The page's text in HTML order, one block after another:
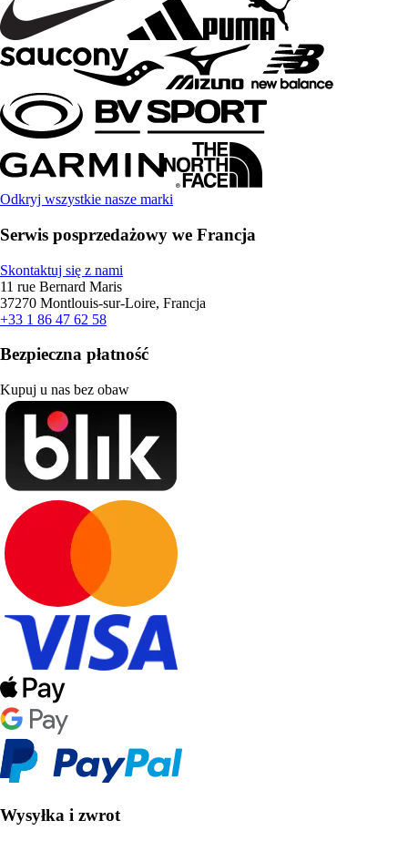
Odkryj wszystkie nasze marki
Serwis posprzedażowy we Francja
Skontaktuj się z nami
11 rue Bernard Maris
37270 Montlouis-sur-Loire, Francja
+33 1 86 47 62 58
Bezpieczna płatność
Kupuj u nas bez obaw
Wysyłka i zwrot